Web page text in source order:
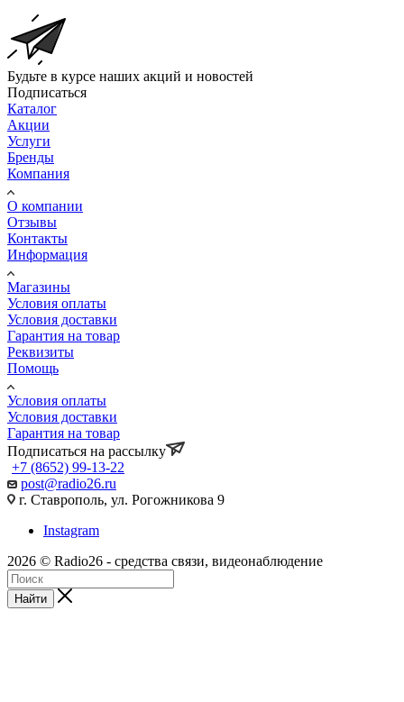
Будьте в курсе наших акций и новостей
Подписаться
Каталог
Акции
Услуги
Бренды
Компания
О компании
Отзывы
Контакты
Информация
Магазины
Условия оплаты
Условия доставки
Гарантия на товар
Реквизиты
Помощь
Условия оплаты
Условия доставки
Гарантия на товар
Подписаться на рассылку
+7 (8652) 99-13-22
post@radio26.ru
г. Ставрополь, ул. Рогожникова 9
Instagram
2026 © Radio26 - средства связи, видеонаблюдение
Найти